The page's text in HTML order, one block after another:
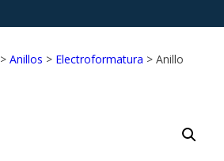
> Anillos > Electroformatura > Anillo